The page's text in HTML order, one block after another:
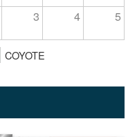
3 4 5
COYOTE